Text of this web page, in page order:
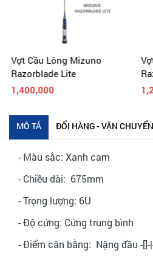
Vợt Cầu Lông Mizuno
Razorblade Max
1,249,000
MÔ TẢ ĐỔI HÀNG - VẬN CHUYỂN
- Màu sắc: Xanh cam
- Chiều dài: 675mm
- Trọng lượng: 6U
- Độ cứng: Cứng trung bình
- Điểm cân bằng: Nặng đầu -[]-